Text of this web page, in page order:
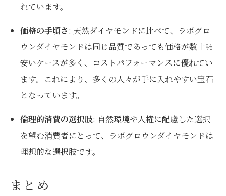
れています。
価格の手頃さ: 天然ダイヤモンドに比べて、ラボグロ
ウンダイヤモンドは同じ品質であっても価格が数十％
安いケースが多く、コストパフォーマンスに優れてい
ます。これにより、多くの人々が手に入れやすい宝石
となっています。
倫理的消費の選択肢: 自然環境や人権に配慮した選択
を望む消費者にとって、ラボグロウンダイヤモンドは
理想的な選択肢です。
まとめ